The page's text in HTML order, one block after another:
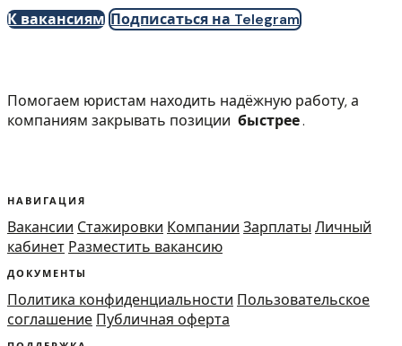
К вакансиям Подписаться на Telegram
Помогаем юристам находить надёжную работу, а
компаниям закрывать позиции быстрее.
НАВИГАЦИЯ
Вакансии Стажировки Компании Зарплаты Личный
кабинет Разместить вакансию
ДОКУМЕНТЫ
Политика конфиденциальности Пользовательское
соглашение Публичная оферта